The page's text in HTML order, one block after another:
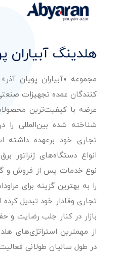
هلدینگ آبیاران
مجموعه «آبیاران پویان
کنندگان عمده تجهیزات
عرضه با کیفیت‌ترین
تجاری خود برعهده داشته
انواع دستگاه‌های ژنراتور
نوع خدمات پس از فروش و
را به بهترین گزینه برای
تجاری وفادار خود تبدیل
بازار در کنار جلب رضایت و
از مهمترین استراتژی‌های
در طول سالیان طولانی